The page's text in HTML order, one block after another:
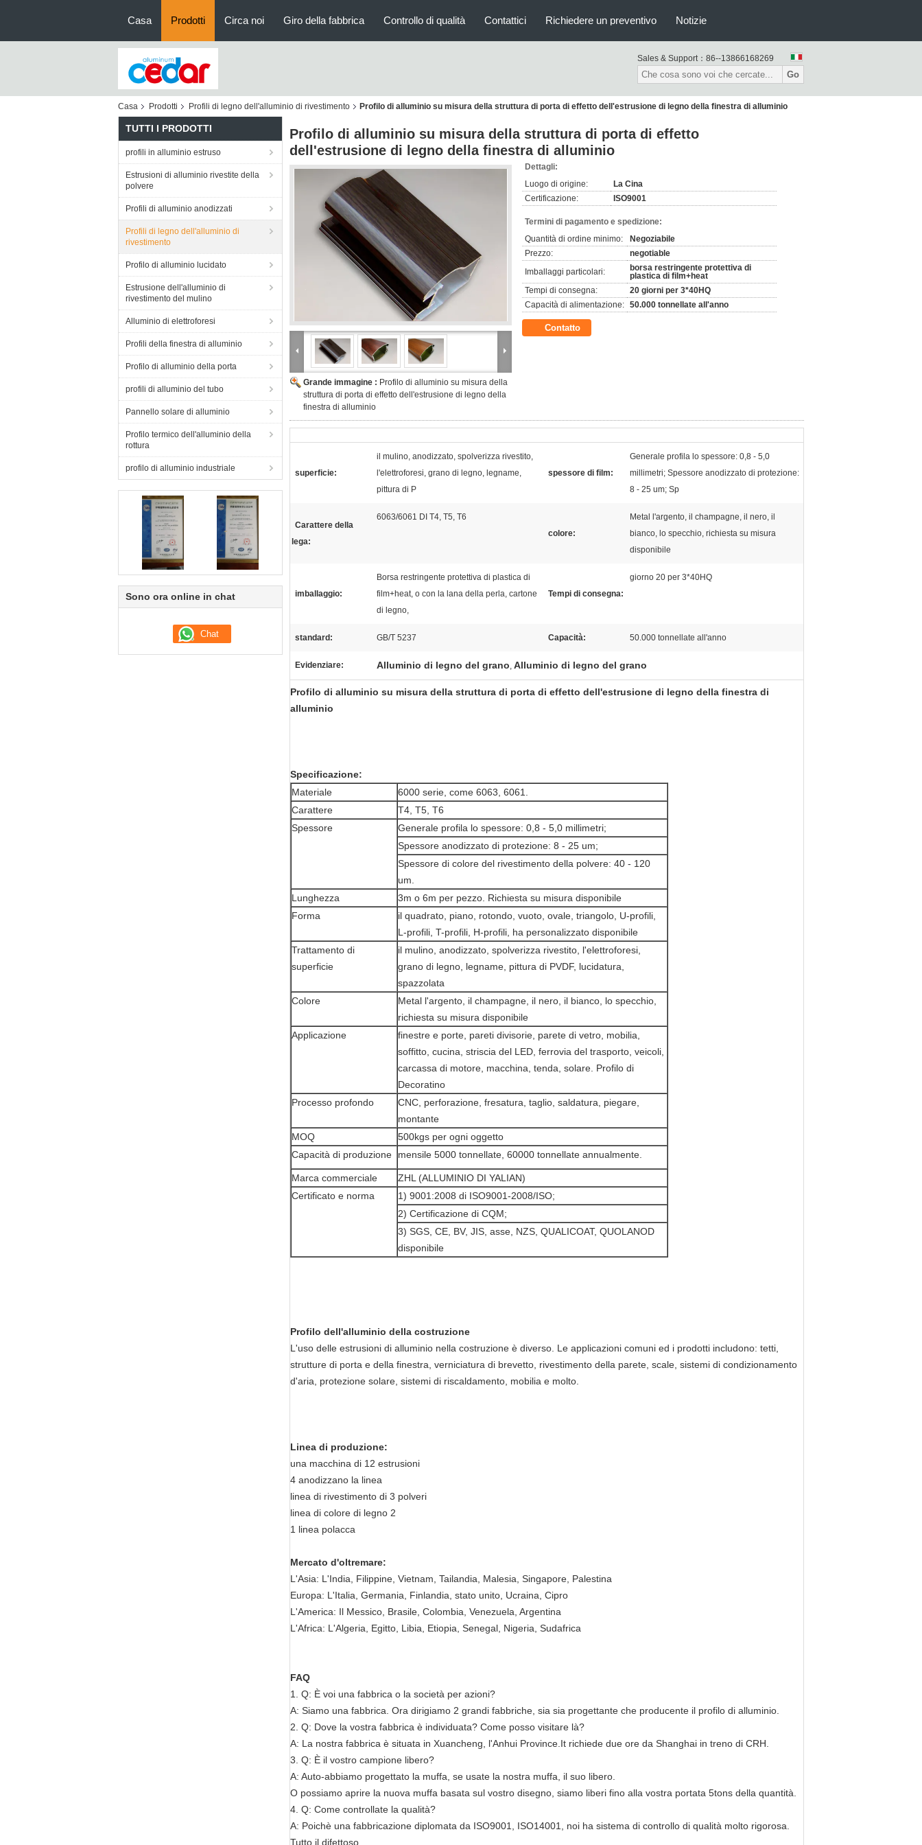
Casa Prodotti Circa noi Giro della fabbrica Controllo di qualità Contattici Richiedere un preventivo Notizie
Sales & Support： 86--13866168269
Go
Casa Prodotti Profili di legno dell'alluminio di rivestimento Profilo di alluminio su misura della struttura di porta di effetto dell'estrusione di legno della finestra di alluminio
TUTTI I PRODOTTI
profili in alluminio estruso
Estrusioni di alluminio rivestite della
polvere
Profili di alluminio anodizzati
Profili di legno dell'alluminio di
rivestimento
Profilo di alluminio lucidato
Estrusione dell'alluminio di
rivestimento del mulino
Alluminio di elettroforesi
Profili della finestra di alluminio
Profilo di alluminio della porta
profili di alluminio del tubo
Pannello solare di alluminio
Profilo termico dell'alluminio della
rottura
profilo di alluminio industriale
Sono ora online in chat
Profilo di alluminio su misura della struttura di porta di effetto
dell'estrusione di legno della finestra di alluminio
Grande immagine : Profilo di alluminio su misura della
struttura di porta di effetto dell'estrusione di legno della
finestra di alluminio
Dettagli:
Luogo di origine:
La Cina
Certificazione:
ISO9001
Termini di pagamento e spedizione:
Quantità di ordine minimo:
Negoziabile
Prezzo:
negotiable
Imballaggi particolari:
borsa restringente protettiva di
plastica di film+heat
Tempi di consegna:
20 giorni per 3*40HQ
Capacità di alimentazione: 50.000 tonnellate all'anno
Contatto
superficie:
il mulino, anodizzato, spolverizza rivestito,
l'elettroforesi, grano di legno, legname,
pittura di P
spessore di film:
Generale profila lo spessore: 0,8 - 5,0
millimetri; Spessore anodizzato di protezione:
8 - 25 um; Sp
Carattere della
lega:
6063/6061 DI T4, T5, T6
colore:
Metal l'argento, il champagne, il nero, il
bianco, lo specchio, richiesta su misura
disponibile
imballaggio:
Borsa restringente protettiva di plastica di
film+heat, o con la lana della perla, cartone
di legno,
Tempi di consegna:
giorno 20 per 3*40HQ
standard: GB/T 5237 Capacità: 50.000 tonnellate all'anno
Evidenziare: Alluminio di legno del grano, Alluminio di legno del grano
Profilo di alluminio su misura della struttura di porta di effetto dell'estrusione di legno della finestra di
alluminio
Specificazione:
Materiale
6000 serie, come 6063, 6061.
Carattere
T4, T5, T6
Spessore
Generale profila lo spessore: 0,8 - 5,0 millimetri;
Spessore anodizzato di protezione: 8 - 25 um;
Spessore di colore del rivestimento della polvere: 40 - 120
um.
Lunghezza
3m o 6m per pezzo. Richiesta su misura disponibile
Forma
il quadrato, piano, rotondo, vuoto, ovale, triangolo, U-profili,
L-profili, T-profili, H-profili, ha personalizzato disponibile
Trattamento di
superficie
il mulino, anodizzato, spolverizza rivestito, l'elettroforesi,
grano di legno, legname, pittura di PVDF, lucidatura,
spazzolata
Colore
Metal l'argento, il champagne, il nero, il bianco, lo specchio,
richiesta su misura disponibile
Applicazione
finestre e porte, pareti divisorie, parete di vetro, mobilia,
soffitto, cucina, striscia del LED, ferrovia del trasporto, veicoli,
carcassa di motore, macchina, tenda, solare. Profilo di
Decoratino
Processo profondo
CNC, perforazione, fresatura, taglio, saldatura, piegare,
montante
MOQ
500kgs per ogni oggetto
Capacità di produzione
mensile 5000 tonnellate, 60000 tonnellate annualmente.
Marca commerciale
ZHL (ALLUMINIO DI YALIAN)
Certificato e norma
1) 9001:2008 di ISO9001-2008/ISO;
2) Certificazione di CQM;
3) SGS, CE, BV, JIS, asse, NZS, QUALICOAT, QUOLANOD
disponibile
Profilo dell'alluminio della costruzione
L'uso delle estrusioni di alluminio nella costruzione è diverso. Le applicazioni comuni ed i prodotti includono: tetti,
strutture di porta e della finestra, verniciatura di brevetto, rivestimento della parete, scale, sistemi di condizionamento
d'aria, protezione solare, sistemi di riscaldamento, mobilia e molto.
Linea di produzione:
una macchina di 12 estrusioni
4 anodizzano la linea
linea di rivestimento di 3 polveri
linea di colore di legno 2
1 linea polacca
Mercato d'oltremare:
L'Asia: L'India, Filippine, Vietnam, Tailandia, Malesia, Singapore, Palestina
Europa: L'Italia, Germania, Finlandia, stato unito, Ucraina, Cipro
L'America: Il Messico, Brasile, Colombia, Venezuela, Argentina
L'Africa: L'Algeria, Egitto, Libia, Etiopia, Senegal, Nigeria, Sudafrica
FAQ
1. Q: È voi una fabbrica o la società per azioni?
A: Siamo una fabbrica. Ora dirigiamo 2 grandi fabbriche, sia sia progettante che producente il profilo di alluminio.
2. Q: Dove la vostra fabbrica è individuata? Come posso visitare là?
A: La nostra fabbrica è situata in Xuancheng, l'Anhui Province.It richiede due ore da Shanghai in treno di CRH.
3. Q: È il vostro campione libero?
A: Auto-abbiamo progettato la muffa, se usate la nostra muffa, il suo libero.
O possiamo aprire la nuova muffa basata sul vostro disegno, siamo liberi fino alla vostra portata 5tons della quantità.
4. Q: Come controllate la qualità?
A: Poichè una fabbricazione diplomata da ISO9001, ISO14001, noi ha sistema di controllo di qualità molto rigorosa.
Tutto il difettoso